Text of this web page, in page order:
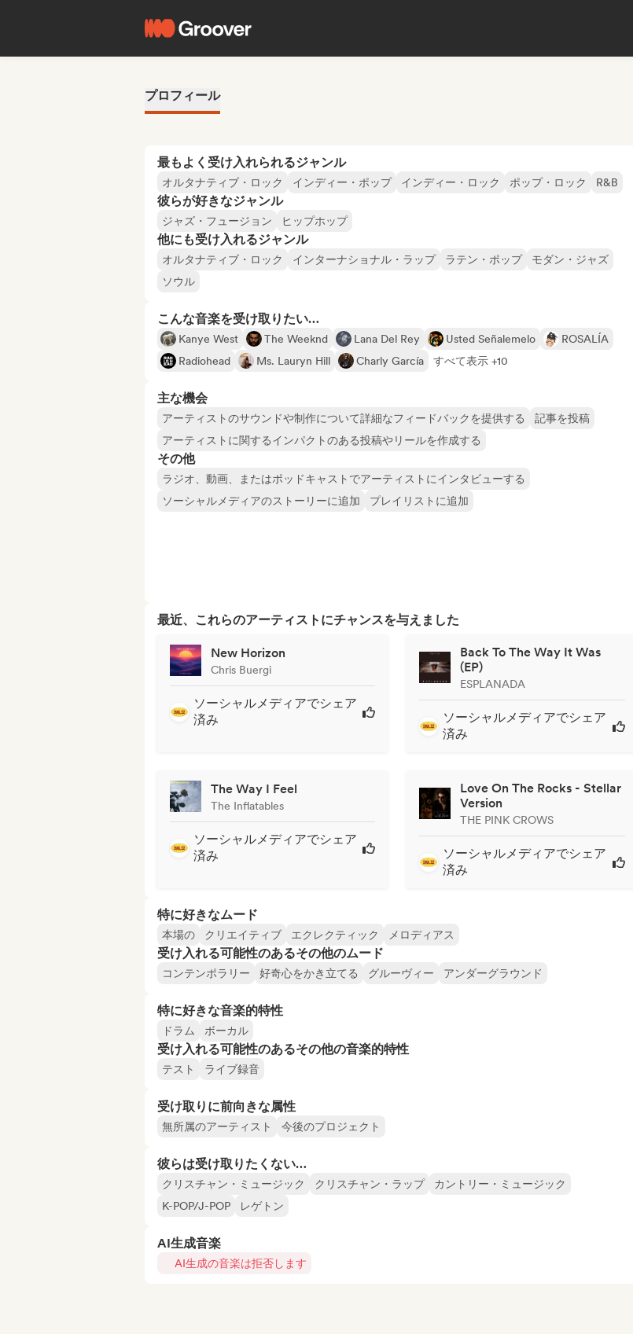
プロフィール
最もよく受け入れられるジャンル
オルタナティブ・ロック インディー・ポップ インディー・ロック ポップ・ロック R&B
彼らが好きなジャンル
ジャズ・フュージョン ヒップホップ
他にも受け入れるジャンル
オルタナティブ・ロック インターナショナル・ラップ ラテン・ポップ
モダン・ジャズ
ソウル
こんな音楽を受け取りたい…
Kanye West The Weeknd Lana Del Rey Usted Señalemelo
ROSALÍA
Radiohead
Ms. Lauryn Hill Charly García すべて表示 +10
主な機会
アーティストのサウンドや制作について詳細なフィードバックを提供する
記事を投稿
アーティストに関するインパクトのある投稿やリールを作成する
その他
ラジオ、動画、またはポッドキャストでアーティストにインタビューする
ソーシャルメディアのストーリーに追加
プレイリストに追加
最近、これらのアーティストにチャンスを与えました
New Horizon
Chris Buergi
ソーシャルメディアでシェア
済み
Back To The Way It Was
(EP)
ESPLANADA
ソーシャルメディアでシェア
済み
The Way I Feel
The Inflatables
ソーシャルメディアでシェア
済み
Love On The Rocks - Stellar
Version
THE PINK CROWS
ソーシャルメディアでシェア
済み
特に好きなムード
本場の クリエイティブ エクレクティック メロディアス
受け入れる可能性のあるその他のムード
コンテンポラリー 好奇心をかき立てる グルーヴィー アンダーグラウンド
特に好きな音楽的特性
ドラム ボーカル
受け入れる可能性のあるその他の音楽的特性
テスト ライブ録音
受け取りに前向きな属性
無所属のアーティスト 今後のプロジェクト
彼らは受け取りたくない…
クリスチャン・ミュージック クリスチャン・ラップ
カントリー・ミュージック
K-POP/J-POP
レゲトン
AI生成音楽
AI生成の音楽は拒否します